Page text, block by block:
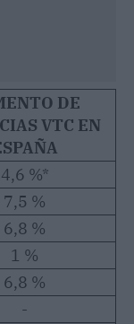
DE
VTC EN
4,6 %*
7,5 %
6,8 %
1 %
6,8 %
-